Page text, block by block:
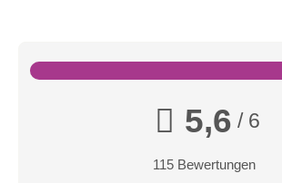
5,6 / 6
115 Bewertungen